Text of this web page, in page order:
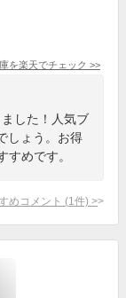
を楽天でチェック >>
した！人気ブ
しょう。お得
めです。
めコメント (1 件) >